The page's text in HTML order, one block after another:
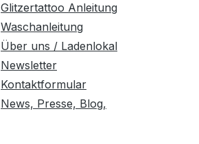
Glitzertattoo Anleitung
Waschanleitung
Über uns / Ladenlokal
Newsletter
Kontaktformular
News, Presse, Blog,